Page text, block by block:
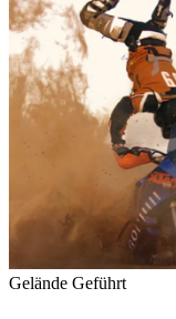
Gelände Geführt